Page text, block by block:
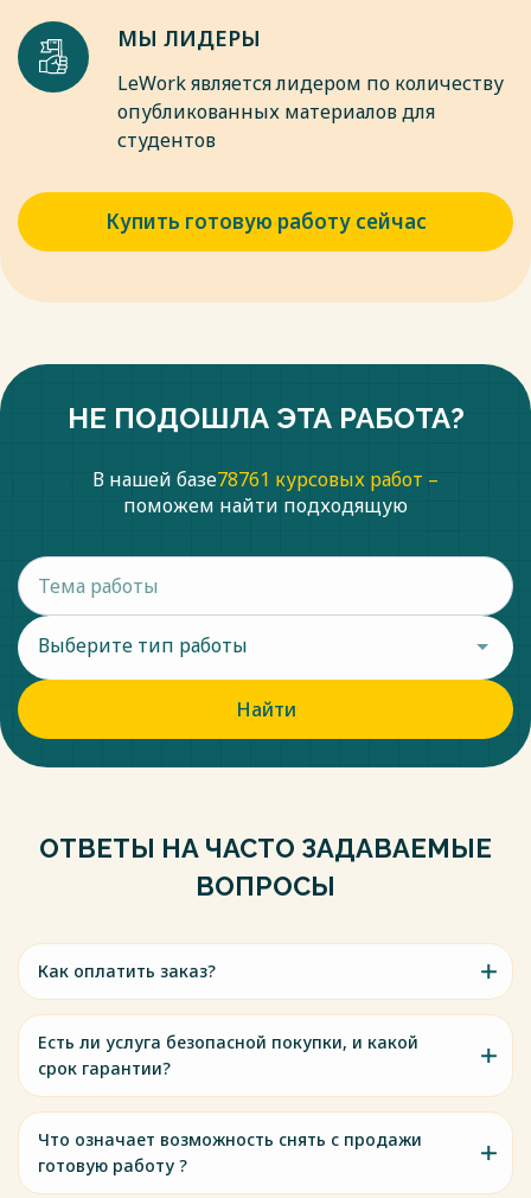
МЫ ЛИДЕРЫ
LeWork является лидером по количеству
опубликованных материалов для
студентов
Купить готовую работу сейчас
НЕ ПОДОШЛА ЭТА РАБОТА?
В нашей базе78761 курсовых работ –
поможем найти подходящую
Выберите тип работы
Найти
ОТВЕТЫ НА ЧАСТО ЗАДАВАЕМЫЕ
ВОПРОСЫ
Как оплатить заказ?
Есть ли услуга безопасной покупки, и какой
срок гарантии?
Что означает возможность снять с продажи
готовую работу ?